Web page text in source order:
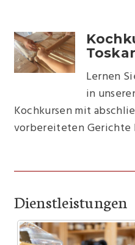
Lernen
in
Kochkursen mit
vorbereiteten Gerichte
Dienstleistungen